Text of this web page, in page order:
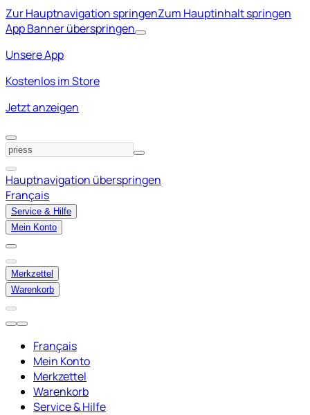
Zur Hauptnavigation springenZum Hauptinhalt springen
App Banner überspringen
Unsere App
Kostenlos im Store
Jetzt anzeigen
Hauptnavigation überspringen
Français
Service & Hilfe
Mein Konto
Merkzettel
Warenkorb
Français
Mein Konto
Merkzettel
Warenkorb
Service & Hilfe